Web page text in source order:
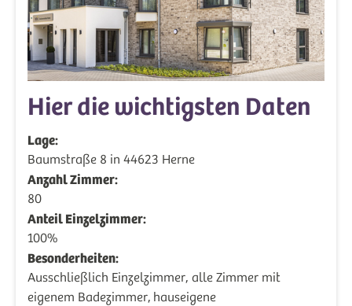
Hier die wichtigsten Daten
Lage:
Baumstraße 8 in 44623 Herne
Anzahl Zimmer:
80
Anteil Einzelzimmer:
100%
Besonderheiten:
Ausschließlich Einzelzimmer, alle Zimmer mit
eigenem Badezimmer, hauseigene